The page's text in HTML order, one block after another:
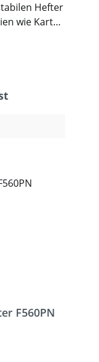
Hefter
wie Karton
ein
bestens
F560PN